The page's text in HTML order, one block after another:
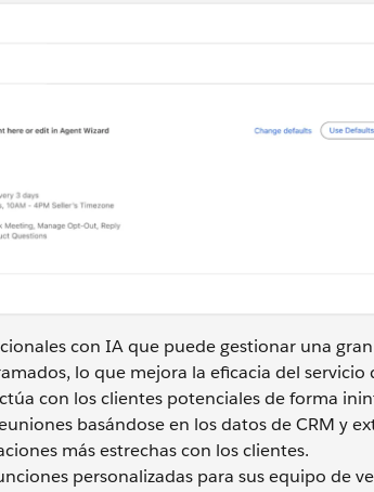
con IA que puede gestionar una
lo que mejora la eficacia del
con los clientes potenciales de forma
basándose en los datos de CRM y
más estrechas con los clientes.
personalizadas para sus equipo de